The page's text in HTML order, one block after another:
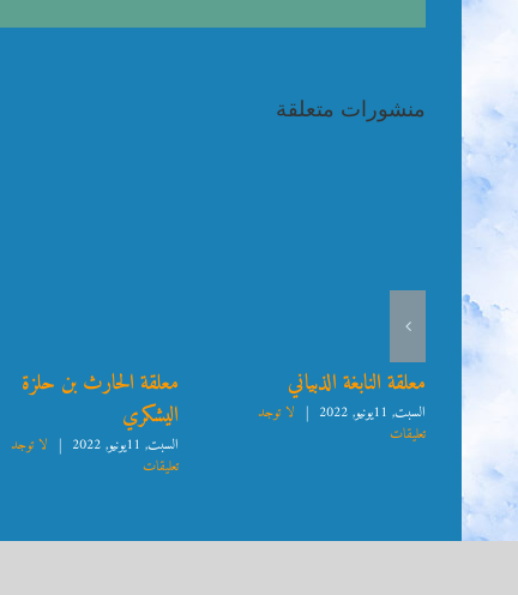
منشورات متعلقة
معلقة النابغة الذبياني
السبت, 11يونيو, 2022 | لا توجد
تعليقات
معلقة الحارث بن حلزة
اليشكري
السبت, 11يونيو, 2022 | لا توجد
تعليقات